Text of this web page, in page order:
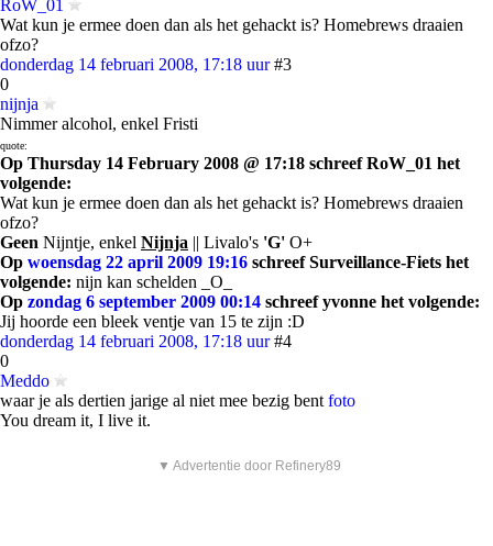
RoW_01
Wat kun je ermee doen dan als het gehackt is? Homebrews draaien
ofzo?
donderdag 14 februari 2008, 17:18 uur #3
0
nijnja
Nimmer alcohol, enkel Fristi
quote:
Op Thursday 14 February 2008 @ 17:18 schreef RoW_01 het
volgende:
Wat kun je ermee doen dan als het gehackt is? Homebrews draaien
ofzo?
Geen Nijntje, enkel Nijnja || Livalo's 'G' O+
Op woensdag 22 april 2009 19:16 schreef Surveillance-Fiets het
volgende: nijn kan schelden _O_
Op zondag 6 september 2009 00:14 schreef yvonne het volgende:
Jij hoorde een bleek ventje van 15 te zijn :D
donderdag 14 februari 2008, 17:18 uur #4
0
Meddo
waar je als dertien jarige al niet mee bezig bent foto
You dream it, I live it.
▼ Advertentie door Refinery89